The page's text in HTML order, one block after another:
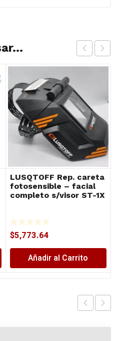
LUSQTOFF Rep. careta
fotosensible – facial
completo s/visor ST-1X
$5,773.64
Añadir al Carrito